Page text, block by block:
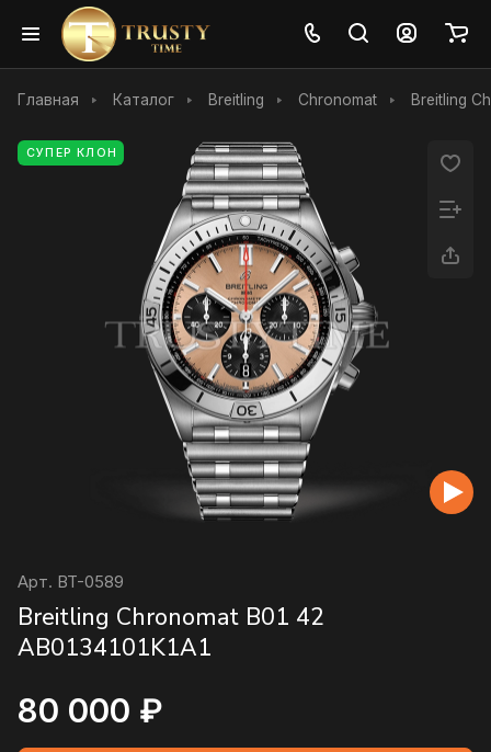
Главная Каталог Breitling Chronomat Breitling
СУПЕР КЛОН
Арт. BT-0589
Breitling Chronomat B01 42
AB0134101K1A1
80 000 ₽